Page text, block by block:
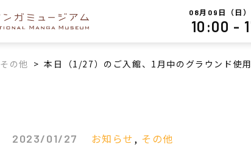
08月 09 日（日
10:00 -
その他 > 本日（1/27）のご入館、1月中のグラウンド使
2023/01/27 お知らせ, その他